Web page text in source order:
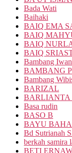
Bada Wati
Baihaki
BAIQ EMA
BAIQ
BAIQ
BAIQ
Bambang
BAMBANG
Bambang
BARIZAL
BARLIANTA
Basa rudin
BASO B
BAYU
Bd Sutrianah
berkah samira
BETI